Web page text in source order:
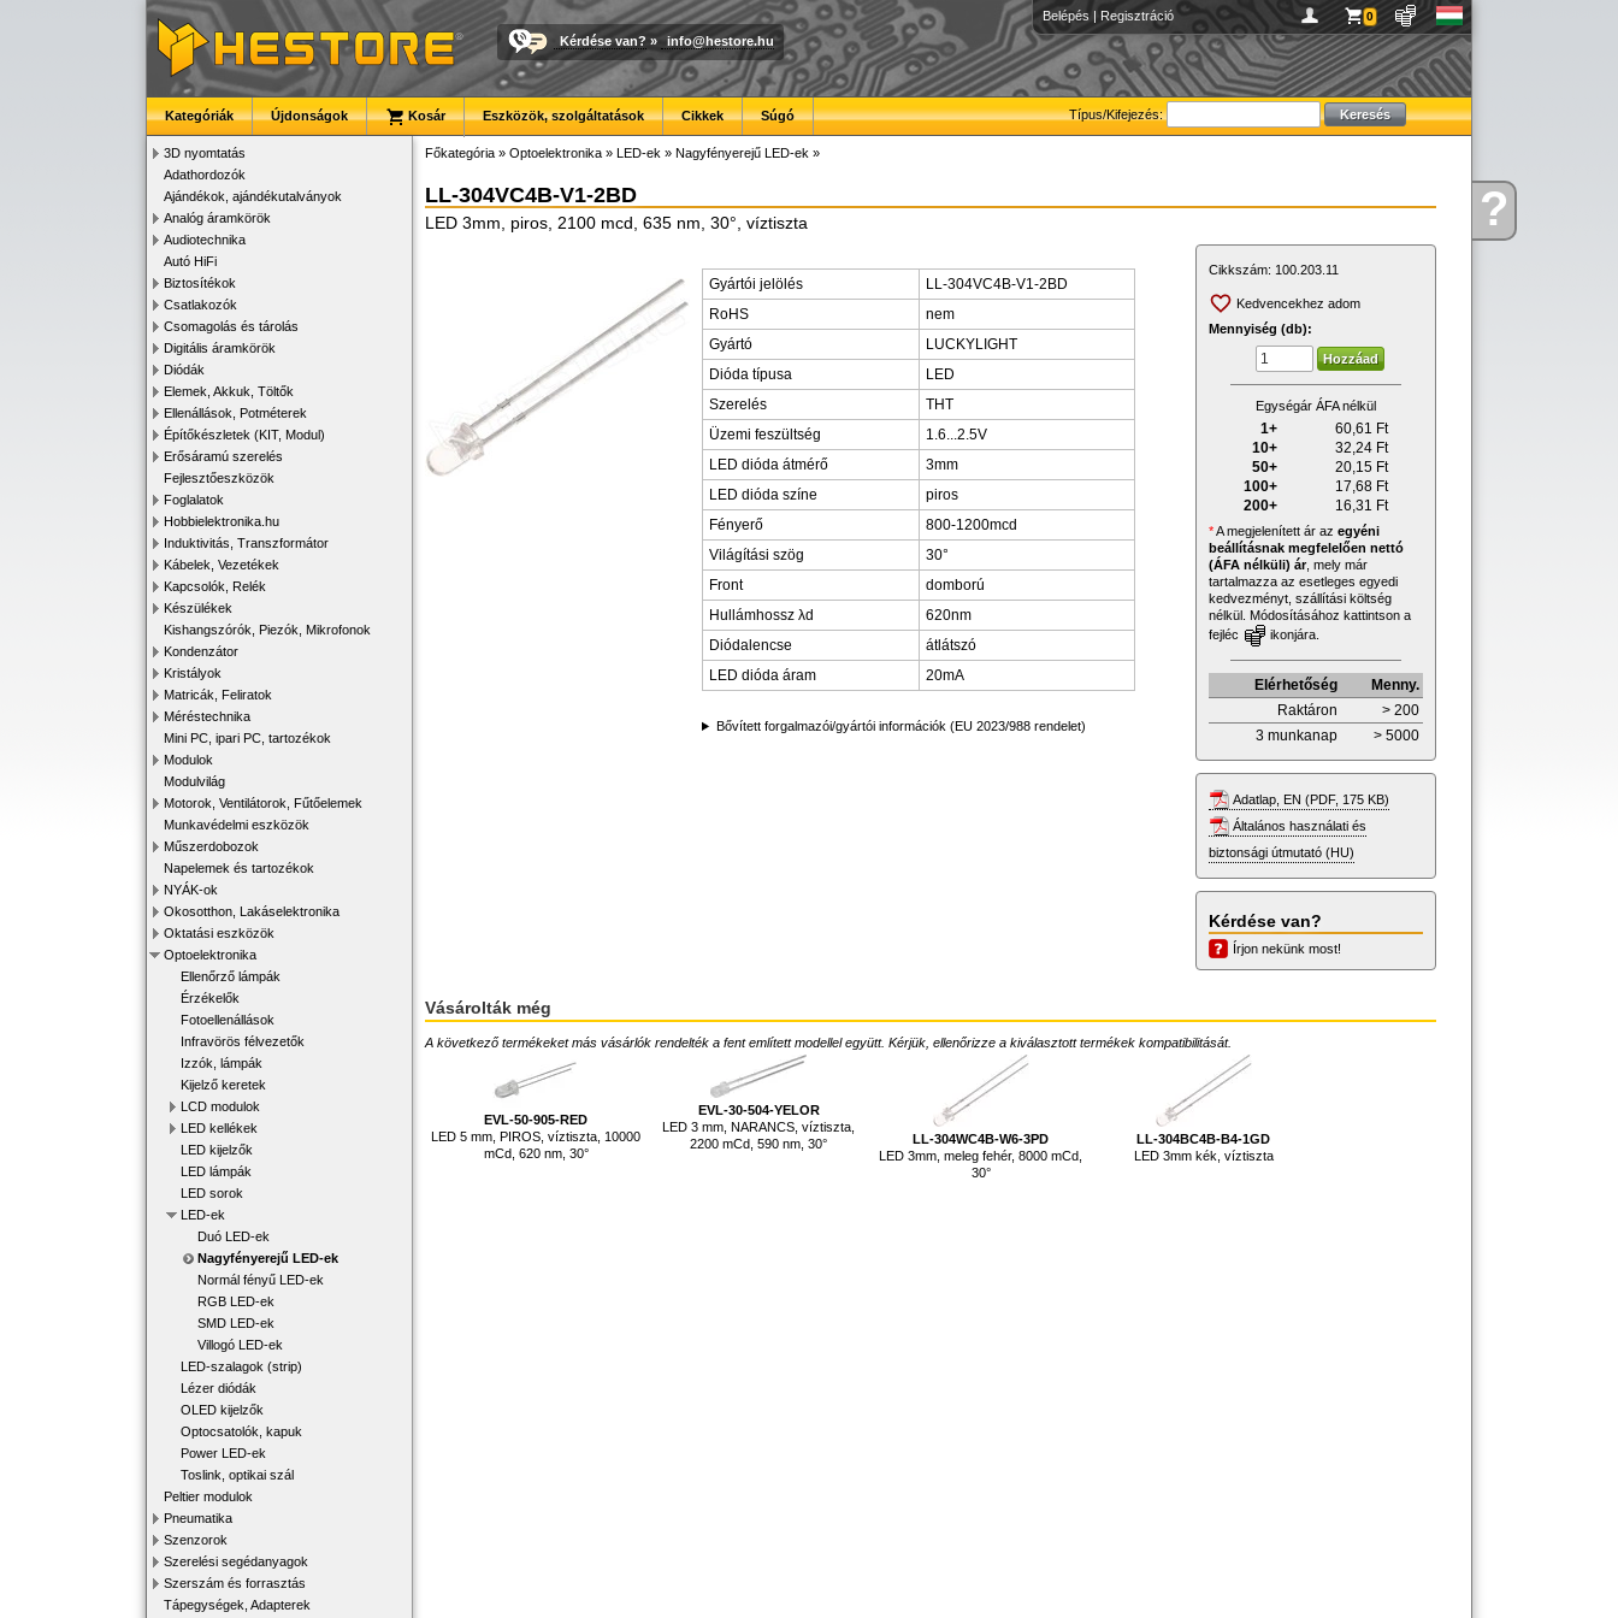
Kérdése?
Belépés | Regisztráció 0
Kérdése van? » info@hestore.hu
Típus/Kifejezés:
Kategóriák Újdonságok Kosár Eszközök, szolgáltatások Cikkek Súgó
3D nyomtatás
Adathordozók
Ajándékok, ajándékutalványok
Analóg áramkörök
Audiotechnika
Autó HiFi
Biztosítékok
Csatlakozók
Csomagolás és tárolás
Digitális áramkörök
Diódák
Elemek, Akkuk, Töltők
Ellenállások, Potméterek
Építőkészletek (KIT, Modul)
Erősáramú szerelés
Fejlesztőeszközök
Foglalatok
Hobbielektronika.hu
Induktivitás, Transzformátor
Kábelek, Vezetékek
Kapcsolók, Relék
Készülékek
Kishangszórók, Piezók, Mikrofonok
Kondenzátor
Kristályok
Matricák, Feliratok
Méréstechnika
Mini PC, ipari PC, tartozékok
Modulok
Modulvilág
Motorok, Ventilátorok, Fűtőelemek
Munkavédelmi eszközök
Műszerdobozok
Napelemek és tartozékok
NYÁK-ok
Okosotthon, Lakáselektronika
Oktatási eszközök
Optoelektronika
Ellenőrző lámpák
Érzékelők
Fotoellenállások
Infravörös félvezetők
Izzók, lámpák
Kijelző keretek
LCD modulok
LED kellékek
LED kijelzők
LED lámpák
LED sorok
LED-ek
Duó LED-ek
Nagyfényerejű LED-ek
Normál fényű LED-ek
RGB LED-ek
SMD LED-ek
Villogó LED-ek
LED-szalagok (strip)
Lézer diódák
OLED kijelzők
Optocsatolók, kapuk
Power LED-ek
Toslink, optikai szál
Peltier modulok
Pneumatika
Szenzorok
Szerelési segédanyagok
Szerszám és forrasztás
Tápegységek, Adapterek
Főkategória » Optoelektronika » LED-ek » Nagyfényerejű LED-ek »
LL-304VC4B-V1-2BD
LED 3mm, piros, 2100 mcd, 635 nm, 30°, víztiszta
Gyártói jelölés
LL-304VC4B-V1-2BD
RoHS
nem
Gyártó
LUCKYLIGHT
Dióda típusa
LED
Szerelés
THT
Üzemi feszültség
1.6...2.5V
LED dióda átmérő
3mm
LED dióda színe
piros
Fényerő
800-1200mcd
Világítási szög
30°
Front
domború
Hullámhossz λd
620nm
Diódalencse
átlátszó
LED dióda áram
20mA
Bővített forgalmazói/gyártói információk (EU 2023/988 rendelet)
Cikkszám: 100.203.11
Kedvencekhez adom
Mennyiség (db):
Egységár ÁFA nélkül
1+ 60,61 Ft
10+
32,24 Ft
50+
20,15 Ft
100+
17,68 Ft
200+
16,31 Ft
*A megjelenített ár az egyéni
beállításnak megfelelően nettó
(ÁFA nélküli) ár, mely már
tartalmazza az esetleges egyedi
kedvezményt, szállítási költség
nélkül. Módosításához kattintson a
fejléc
ikonjára.
Elérhetőség
Menny.
Raktáron
> 200
3 munkanap
> 5000
Adatlap, EN (PDF, 175 KB)
Általános használati és
biztonsági útmutató (HU)
Kérdése van?
Írjon nekünk most!
Vásárolták még
A következő termékeket más vásárlók rendelték a fent említett modellel együtt. Kérjük, ellenőrizze a kiválasztott termékek kompatibilitását.
EVL-50-905-RED
LED 5 mm, PIROS, víztiszta, 10000
mCd, 620 nm, 30°
EVL-30-504-YELOR
LED 3 mm, NARANCS, víztiszta,
2200 mCd, 590 nm, 30°
LL-304WC4B-W6-3PD
LED 3mm, meleg fehér, 8000 mCd,
30°
LL-304BC4B-B4-1GD
LED 3mm kék, víztiszta